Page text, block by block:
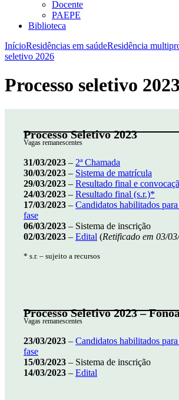
Docente
PAEPE
Biblioteca
InícioResidências em saúdeResidência
seletivo 2026
Processo seletivo 2023
Processo Seletivo 2023
Vagas remanescentes
31/03/2023 – 2ª Chamada
30/03/2023 – Sistema de matrícula
29/03/2023 – Resultado final e
24/03/2023 – Resultado final (s.r.)*
17/03/2023 – Candidatos habilitados
fase
06/03/2023 – Sistema de inscrição
02/03/2023 – Edital (Retificado em 03/
* s.r. – sujeito a recursos
Processo Seletivo 2023 –
Vagas remanescentes
23/03/2023 – Candidatos habilitados
fase
15/03/2023 – Sistema de inscrição
14/03/2023 – Edital